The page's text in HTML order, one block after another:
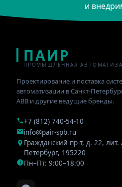
и
ПАИР
ПРОМЫШЛЕННАЯ
Проектирование и поставка
автоматизации в Санкт-
ABB и другие ведущие бренды.
+7 (812) 740-54-10
info@pair-spb.ru
Гражданский пр-т, д. 22,
Петербург, 195220
Пн–Пт: 9:00–18:00